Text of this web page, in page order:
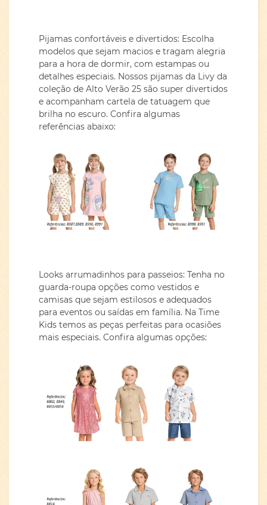
Pijamas confortáveis e divertidos: Escolha
modelos que sejam macios e tragam alegria
para a hora de dormir, com estampas ou
detalhes especiais. Nossos pijamas da Livy da
coleção de Alto Verão 25 são super divertidos
e acompanham cartela de tatuagem que
brilha no escuro. Confira algumas
referências abaixo:
Looks arrumadinhos para passeios: Tenha no
guarda-roupa opções como vestidos e
camisas que sejam estilosos e adequados
para eventos ou saídas em família. Na Time
Kids temos as peças perfeitas para ocasiões
mais especiais. Confira algumas opções: